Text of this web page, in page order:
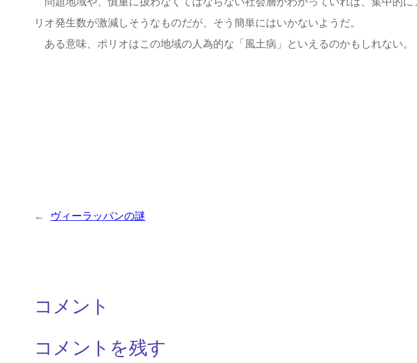
リオ発生数が激減しそうなものだが、そう簡単にはいかないようだ。
ある意味、ポリオはこの地域の人為的な「風土病」といえるのかもしれない。
← ヴィーラッパンの謎
コメント
コメントを残す